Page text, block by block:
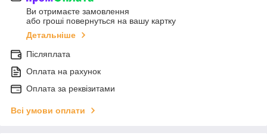
Ви отримаєте замовлення
або гроші повернуться на вашу картку
Детальніше
Післяплата
Оплата на рахунок
Оплата за реквізитами
Всі умови оплати